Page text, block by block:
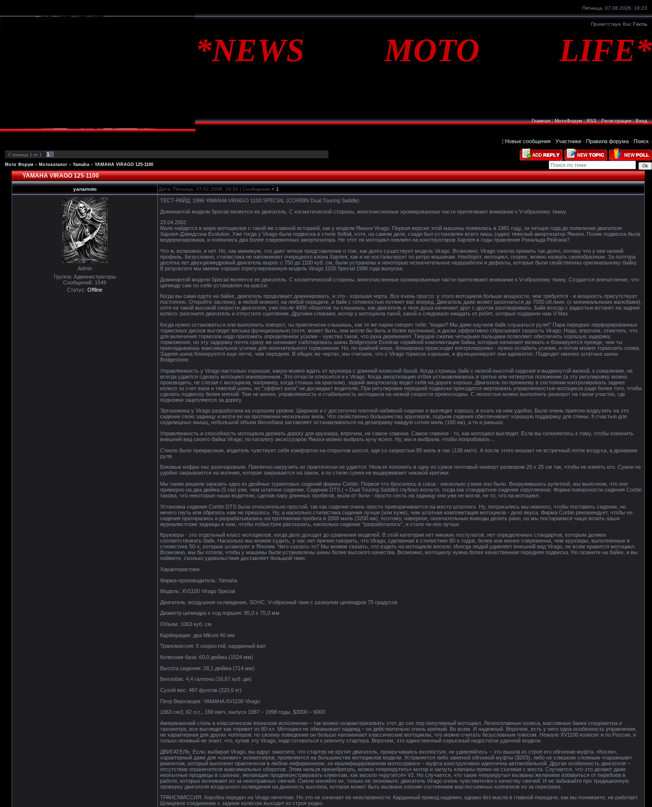
Пятница, 07.08.2026, 18:23
Приветствую Вас Гость
*NEWS MOTO LIFE*
Главная|МотоФорум|RSS|Регистрация|Вход
[ Новые сообщения · Участники · Правила форума · Поиск ·
Страница 1 из 1 1
Мото Форум » Мотокаталог » Yamaha » YAMAHA VIRAGO 125-1100
YAMAHA VIRAGO 125-1100
yanamoto Дата: Пятница, 27.02.2009, 19:34 | Сообщение # 1
Admin
Группа: Администраторы
Сообщений: 1549
Статус:Offline
ТЕСТ-РАЙД: 1996 YAMAHA VIRAGO 1100 SPECIAL (CORBIN Dual Touring Saddle)
Доминантой модели Special является ее двигатель. С косметической стороны, многочисленные хромированные части притягивают внимание к V-образному твину.
23.04.2002
Мало найдется в мире мотоциклов с такой же славной историей, как у модели Ямахи Virago. Первая версия этой машины появилась в 1981 году, за четыре года до появления двигателя
Харлея-Дэвидсона Evolution. Уже тогда у Virago была подвеска в стиле Softail, хотя, на самом деле, сзади был установлен всего лишь (один) тяжелый амортизатор Ямахи. Позже подвеска была
модернизирована, и появились два более современных амортизатора. Не этот ли мотоцикл повлиял на конструкторов Харлея в годы правления Рональда Рейгана?
Что ж, возможно, и нет. Но, как минимум, это дает четкое представление о том, как долго существует модель Virago. Возможно, Virago смогла прожить так долго, потому что у нее низкий
профиль. Безусловно, стилистика не напоминает очередного клона Харлея, как и не ностальгирует по ретро машинам. Наоборот, мотоцикл, скорее, можно назвать своеобразным. За полтора
десятка лет двухцилиндровый двигатель вырос с 750 до 1100 куб. см, были устранены и некоторые незначительные недоработки и дефекты, которые были свойственны оригинальному байку.
В результате мы имеем хорошо отрегулированную модель Virago 1100 Special 1996 года выпуска.
Доминантой модели Special является ее двигатель. С косметической стороны, многочисленные хромированные части притягивают внимание к V-образному твину. Создается впечатление, что
цилиндр сам по себе установлен на шасси.
Когда вы сами едете на байке, двигатель продолжает доминировать, и это - хорошая черта. Все очень просто: у этого мотоцикла больше мощности, чем требуется - и мощность присутствует
постоянно. Откройте заслонку, в любой момент, на любой передаче, и байк с готовностью потянет вас вперед. Двигатель даже может разогнаться до 7000 об./мин. (с минимальными жалобами),
хотя на такой высокой скорости двигателя, уже после 4000 оборотов ты слышишь, как двигатель и твоя душа начинают друг с другом разговаривать. Байк всегда с радостью встанет на заднее
колесо: разгоните двигатель и отпустите сцепление. Другими словами, мотор у мотоцикла такой, какой и следовало ожидать от ребят, которые подарили нам V-Max.
Когда нужно остановиться или выполнить поворот, ты практически слышишь, как те же парни говорят тебе: "видал? Мы даже научили байк слушаться руля!" Пара передних перфорированных
тормозных дисков выглядит весьма функционально (хотя, может быть, они могли бы быть и более крупными), и диски эффективно сбрасывают скорость Virago. Надо, впрочем, отметить, что
для включения тормозов надо приложить определенное усилие - чувство такое, что рука деревенеет. Твердое сжатие четырьмя пальцами позволяет обеспечить хорошую задержку
торможения, но эту задержку почти сразу же начинают саботировать шины Bridgestone Exedras серийной комплектации байка, которые начинают визжать и блокируются прежде, чем ты
прикладываешь максимальное усилие для окончательного торможения. Но, по крайней мере, блокировка происходит контролируемо - нужно ослабить усилие, и потом можно тормозить снова.
Задняя шина блокируется еще легче, чем передняя. В общих же чертах, мы считаем, что у Virago тормоза хорошие, и функционируют они адекватно. Подводят именно штатные шины
Bridgestone.
Управляемость у Virago настолько хорошая, какую можно ждать от круизера с длинной колесной базой. Когда строишь байк с низкой высотой сидения и выдвинутой вилкой, к сожалению, не
всегда удается сделать мотоцикл маневренным. Это отчасти относится и к Virago. Когда амортизацию отбоя устанавливаешь в третье или четвертое положение (а эту регулировку можно
производить, не слезая с мотоцикла, например, когда стоишь на красном), задний амортизатор ведет себя на дороге хорошо. Двигатель по-прежнему в состоянии контролировать заднее
колесо за счет вала и тяжелой шины, но "эффект вала" не досаждает водителю. При регулировке передней подвески приходится жертвовать управляемостью мотоцикла ради более того, чтобы
сделать подвеску более мягкой. Тем не менее, управляемость и стабильность мотоцикла на низкой скорости превосходны. С легкостью можно выполнить разворот на таком участке, где
подножки зацепляются за дорогу.
Эргономика у Virago разработана на хорошем уровне. Широкое и с достаточно плотной набивкой сидение и выглядит хорошо, и ехать на нем удобно. Было очень приятно водрузить на это
сидение свою задницу и везти ее на протяжении нескольких миль. Что свойственно большинству круизеров, подъем сидения обеспечивает хорошую поддержку для спины. К счастью для
седалищных мышц, небольшой объем бензобака заставляет останавливаться на дозаправку каждую сотню миль (160 км), а то и раньше.
Управляемость и способность мотоцикла держать дорогу для круизера, впрочем, не самое главное. Самое главное - то, как мотоцикл выглядит. Если вы склоняетесь к тому, чтобы изменить
внешний вид своего байка Virago, по каталогу аксессуаров Ямахи можно выбрать кучу всего. Ну, мы и выбрали, чтобы попробовать…
Стекло было прекрасным, водитель чувствует себя комфортно на открытом шоссе, идя со скоростью 85 миль в час (136 км/ч). А после этого мешает не встречный поток воздуха, а дрожание
руля.
Боковые кофры нас разочаровали. Прилично нагрузить их практически не удается. Нельзя положить в одну из сумок почтовый конверт размером 20 х 25 см так, чтобы не измять его. Сумки не
удобно закрываются на молнию, которая закрывается на замок, а по стилю сумки не выдерживают никакой критики.
Мы также решили заказать одно из двойных туринговых сидений фирмы Corbin. Первое что бросилось в глаза - насколько узким оно было. Вооружившись рулеткой, мы выяснили, что оно
примерно на два дюйма (5 см) уже, чем штатное сидение. Сидение DTS ( = Dual Touring Saddle) глубоко вогнуто, тогда как стандартное сидение скругленное. Форма поверхности сидения Corbin
такова, что некоторые наши водители, сделав пару длинных пробегов, выли от боли - просто сесть на задницу они уже не могли, не то, что на мотоцикл.
Установка сидения Corbin DTS была относительно простой, так как сидение очень просто приворачивается на место штатного. Ну, потрахались мы немного, чтобы поставить сидение, но
ничего гнуть или обрезать нам не пришлось. Ну, а насколько стилистика сидения лучше (или хуже), чем штатная комплектация мотоцикла - дело вкуса. Фирма Corbin рекомендует, чтобы ее
сидения притирались и разрабатывались на протяжении пробега в 2000 миль (3200 км), поэтому, наверное, окончательные выводы делать рано, но мы постараемся чаще возить наши
журналистские задницы в нем, чтобы побыстрее рассказать, насколько сидение "разработалось", и стало ли оно лучше.
Круизеры - это отдельный класс мотоциклов, когда дело доходит до сравнения моделей. В этой категории нет никаких постулатов, нет определенных стандартов, которым должен
соответствовать байк. Насколько мы можем судить, у нас нет причин говорить, что Virago, сделанная в стилистике 80-х годов, более или менее современна, чем круизеры, выполненные в
стилистике 50-х, которые штампуют в Японии. Чего сказать-то? Мы можем сказать, что ездить на мотоцикле весело. Иногда людей удивляет внешний вид Virago, не всем нравится мотоцикл.
Возможно, мы бы хотели, чтобы у машины были установлены шины более высокого качества. Возможно, мотоциклу нужна более качественная передняя подвеска. Но газаните на байке, и вы
поймете, сколько удовольствия доставляет большой твин.
Характеристики
Фирма-производитель: Yamaha
Модель: XV1100 Virago Special
Двигатель: воздушное охлаждение, SOHC, V-образный твин с развалом цилиндров 75 градусов
Диаметр цилиндра х ход поршня: 95,0 x 75,0 мм
Объем: 1063 куб. см
Карбюрация: два Mikuni 40 мм
Трансмиссия: 5 скоростей, карданный вал
Колесная база: 60,0 дюйма (1524 мм)
Высота сидения: 28,1 дюйма (714 мм)
Бензобак: 4,4 галлона (16,67 куб. дм)
Сухой вес: 487 фунтов (220,6 кг).
Петр Верховцев: YAMAHA XV1100 Virago
1063 см3, 62 л.с., 190 км/ч, выпуск 1987 – 1998 годы, $3000 – 6000
Американский стиль в классическом японском исполнении – так можно охарактеризовать этот до сих пор популярный мотоцикл. Легкосплавные колеса, массивные банки спидометра и
тахометра, все выглядит как «привет из 80-х». Мотоцикл не обманывает надежд – он действительно очень крепкий. Во всем. И надежный. Впрочем, есть у него одна особенность управления,
не характерная для других чопперов: по своему поведению он больше напоминает классические мотоциклы, что можно считать безусловным плюсом. Немало XV1100 колесит и по России, и
только ленивый не знает, что, купив эту Virago, надо готовиться к ремонту стартера. Впрочем, это единственный серьезный недостаток удачной модели.
ДВИГАТЕЛЬ. Если, выбирая Virago, вы вдруг заметите, что стартер не крутит двигатель, прокручиваясь вхолостую, не удивляйтесь – это вышла из строя его обгонная муфта. «Косяк»,
характерный даже для «свежих» экземпляров, проявляется на большинстве мотоциклов модели. Устраняется либо заменой обгонной муфты ($203), либо не слишком сложным «гаражным»
ремонтом, который выполнят практически в любом нефирменном, но квалифицированном мотосервисе – муфта конструктивно идентична автомобильной. Другая особенность двигателя –
отсутствие ограничителя максимальных оборотов. Этим нельзя пренебрегать, можно «перекрутить» мотор и загнуть клапаны прямо не съезжая с места. Случается, что это делают даже
неопытные продавцы в салонах, желающие продемонстрировать клиентам, как весело «крутится» V2. Но случается, что такие «перекруты» вызваны желанием избавиться от перебоев в
работе, которые возникают из-за неисправных свечей. Смело меняйте их, только не экономьте: двигатель Virago очень чувствителен к качеству свечей. И не забывайте про традиционную
проверку двигателя воздушного охлаждения на дымность выхлопа, которая может быть вызвана плохим состоянием маслосъемных колпачков из-за перегрева.
ТРАНСМИССИЯ. Коробка передач на Virago нечеткая. Но это не означает ее неисправности. Карданный привод надежен, однако без масла в главной передаче, как вы понимаете, не работает.
Шлицевое соединение с задним колесом выходит из строя редко.